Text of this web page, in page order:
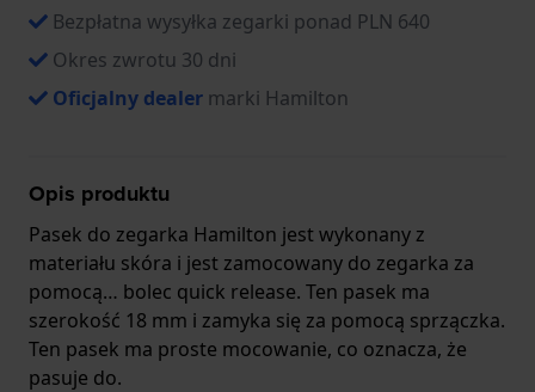
Bezpłatna wysyłka zegarki ponad PLN 640
Okres zwrotu 30 dni
Oficjalny dealer marki Hamilton
Opis produktu
Pasek do zegarka Hamilton jest wykonany z
materiału skóra i jest zamocowany do zegarka za
pomocą… bolec quick release. Ten pasek ma
szerokość 18 mm i zamyka się za pomocą sprzączka.
Ten pasek ma proste mocowanie, co oznacza, że
pasuje do.